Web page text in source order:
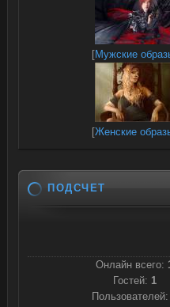
[Мужские
[Женские
ПОДСЧЕТ
Онлайн всего:
Гостей: 1
Пользователей: